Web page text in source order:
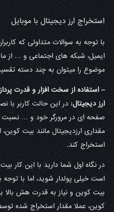
استخراج ارز دیجیتال با موبایل
با توجه به سوالات متداولی که
ایمیل، شبکه های اجتماعی و … از
موضوع را میتوان به چند دسته
– استفاده از سخت افزار و قدرت
ارز دیجیتال:در این حالت کاربر با
صفحه ای در مرورگر خود و … نسبت
مقداری ارزدیجیتال مانند بیت
استخراج کند.
در نگاه اول شما دارید با این کار
است خیلی پولدار شوید، اما با
بیت کوین و نیاز به قدرت هش
کوین، عملا مقدار استخراج شده